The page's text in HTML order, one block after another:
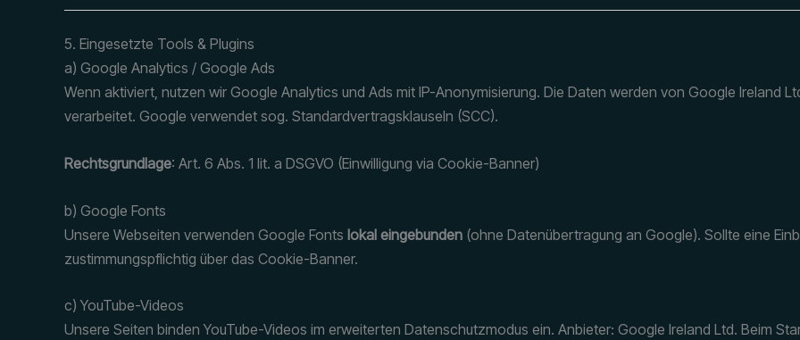
5. Eingesetzte Tools & Plugins
a) Google Analytics / Google Ads
Wenn aktiviert, nutzen wir Google Analytics und Ads mit IP-Anonymisierung. Die Daten werden von Google Ireland
verarbeitet. Google verwendet sog. Standardvertragsklauseln (SCC).
Rechtsgrundlage: Art. 6 Abs. 1 lit. a DSGVO (Einwilligung via Cookie-Banner)
b) Google Fonts
Unsere Webseiten verwenden Google Fonts lokal eingebunden (ohne Datenübertragung an Google). Sollte eine
zustimmungspflichtig über das Cookie-Banner.
c) YouTube-Videos
Unsere Seiten binden YouTube-Videos im erweiterten Datenschutzmodus ein. Anbieter: Google Ireland Ltd. Beim